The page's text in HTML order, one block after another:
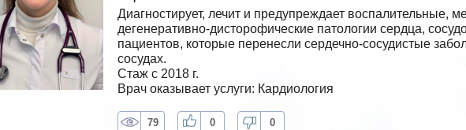
Диагностирует, лечит и предупреждает воспалительные,
дегенеративно-дисторофические патологии сердца,
пациентов, которые перенесли сердечно-сосудистые
сосудах.
Стаж с 2018 г.
Врач оказывает услуги: Кардиология
79 0 0